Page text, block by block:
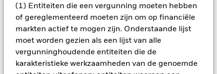
(1) Entiteiten die een vergunning moeten hebben
of gereglementeerd moeten zijn om op financiële
markten actief te mogen zijn. Onderstaande lijst
moet worden gezien als een lijst van alle
vergunninghoudende entiteiten die de
karakteristieke werkzaamheden van de genoemde
zijn niet gegarandeerd. Beleggers verliezen mogelijk hun
oorspronkelijke inleg.
Belangrijke informatie: De waarde van uw belegging kan
fluctueren. In het verleden behaalde resultaten bieden geen
garantie voor de toekomst. Het Fonds belegt in een beperkt
aantal marktsectoren. In vergelijking met beleggingen die het
beleggingsrisico spreiden over verschillende sectoren